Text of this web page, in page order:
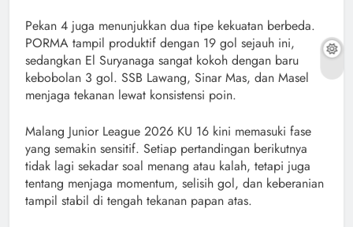
Pekan 4 juga menunjukkan dua tipe kekuatan berbeda.
PORMA tampil produktif dengan 19 gol sejauh ini,
sedangkan El Suryanaga sangat kokoh dengan baru
kebobolan 3 gol. SSB Lawang, Sinar Mas, dan Masel
menjaga tekanan lewat konsistensi poin.
Malang Junior League 2026 KU 16 kini memasuki fase
yang semakin sensitif. Setiap pertandingan berikutnya
tidak lagi sekadar soal menang atau kalah, tetapi juga
tentang menjaga momentum, selisih gol, dan keberanian
tampil stabil di tengah tekanan papan atas.